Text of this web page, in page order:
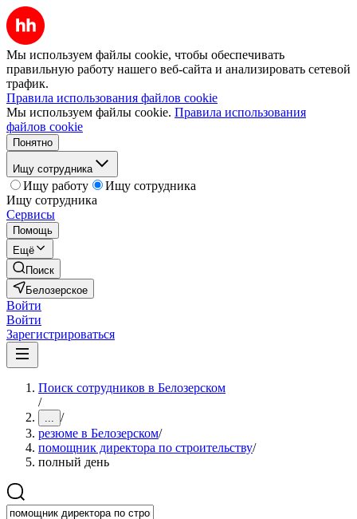
Мы используем файлы cookie, чтобы обеспечивать
правильную работу нашего веб-сайта и анализировать сетевой
трафик.
Правила использования файлов cookie
Мы используем файлы cookie. Правила использования
файлов cookie
Понятно
Ищу сотрудника
Ищу работу
Ищу сотрудника
Ищу сотрудника
Сервисы
Помощь
Ещё
Поиск
Белозерское
Войти
Войти
Зарегистрироваться
Поиск сотрудников в Белозерском
/
... /
резюме в Белозерском/
помощник директора по строительству/
полный день